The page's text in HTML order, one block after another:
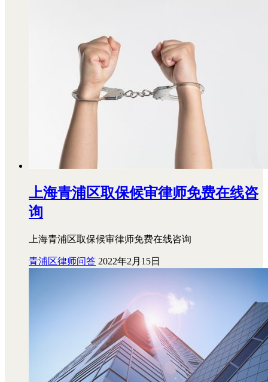
上海青浦区取保候审律师免费在线咨
询
上海青浦区取保候审律师免费在线咨询
青浦区律师问答 2022年2月15日